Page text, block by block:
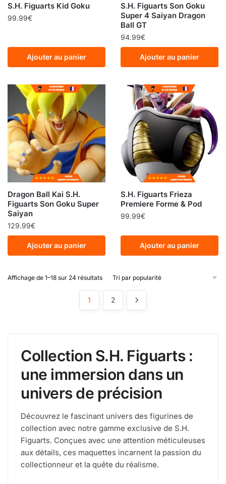
S.H. Figuarts Kid Goku
99.99€
Ajouter au panier
S.H. Figuarts Son Goku
Super 4 Saiyan Dragon
Ball GT
94.99€
Ajouter au panier
Dragon Ball Kai S.H.
Figuarts Son Goku Super
Saiyan
129.99€
Ajouter au panier
S.H. Figuarts Frieza
Premiere Forme & Pod
99.99€
Ajouter au panier
Affichage de 1–18 sur 24 résultats
1 2
Collection S.H. Figuarts :
une immersion dans un
univers de précision
Découvrez le fascinant univers des figurines de
collection avec notre gamme exclusive de S.H.
Figuarts. Conçues avec une attention méticuleuses
aux détails, ces maquettes incarnent la passion du
collectionneur et la quête du réalisme.